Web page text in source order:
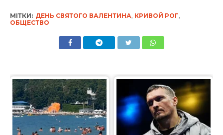
МІТКИ: ДЕНЬ СВЯТОГО ВАЛЕНТИНА, КРИВОЙ РОГ,
ОБЩЕСТВО